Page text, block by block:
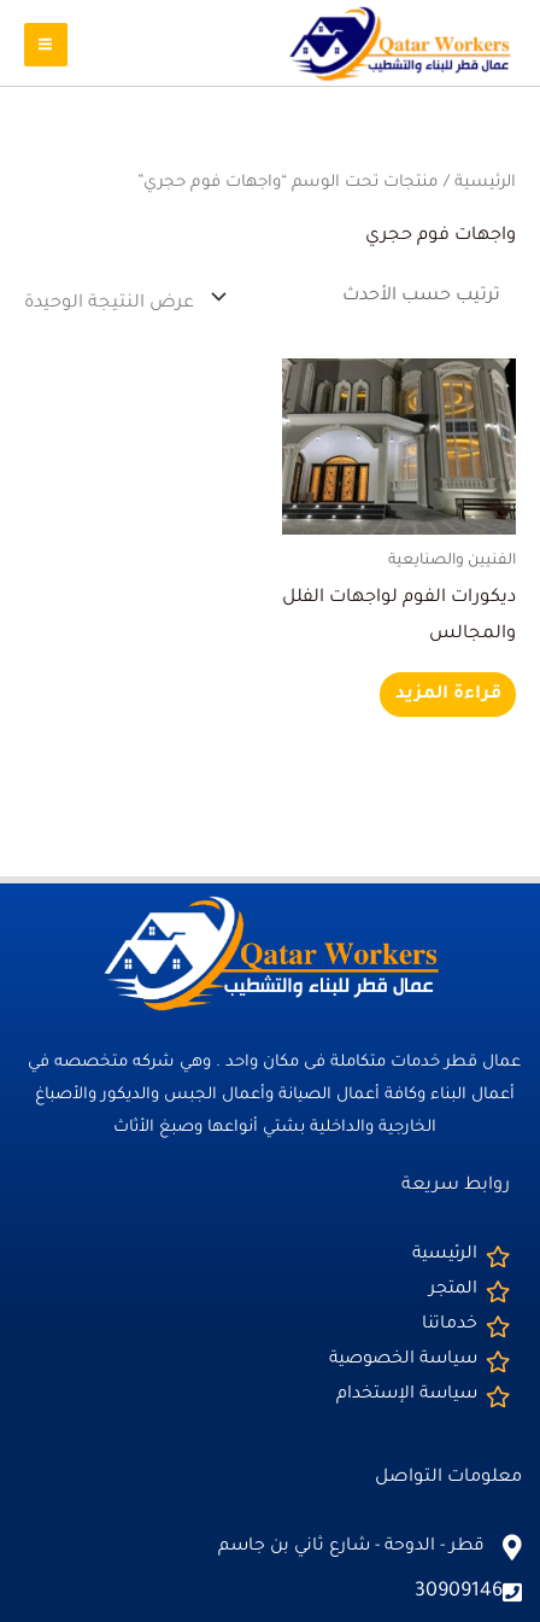
الرئيسية / منتجات تحت الوسم “واجهات فوم حجري”
واجهات فوم حجري
عرض النتيجة الوحيدة
الفنيين والصنايعية
ديكورات الفوم لواجهات الفلل
والمجالس
قراءة المزيد
عمال قطر خدمات متكاملة فى مكان واحد . وهي شركه متخصصه في
أعمال البناء وكافة أعمال الصيانة وأعمال الجبس والديكور والأصباغ
الخارجية والداخلية بشتي أنواعها وصبغ الأثاث
روابط سريعة
الرئيسية
المتجر
خدماتنا
سياسة الخصوصية
سياسة الإستخدام
معلومات التواصل
قطر - الدوحة - شارع ثاني بن جاسم
30909146